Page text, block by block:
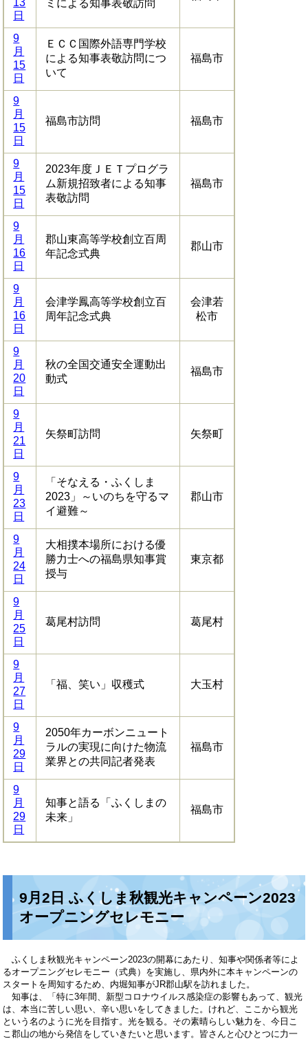
13
日
ミによる知事表敬訪問
9
月
15
日
ＥＣＣ国際外語専門学校
による知事表敬訪問につ
いて
福島市
9
月
15
日
福島市訪問 福島市
9
月
15
日
2023年度ＪＥＴプログラ
ム新規招致者による知事
表敬訪問
福島市
9
月
16
日
郡山東高等学校創立百周
年記念式典
郡山市
9
月
16
日
会津学鳳高等学校創立百
周年記念式典
会津若
松市
9
月
20
日
秋の全国交通安全運動出
動式
福島市
9
月
21
日
矢祭町訪問 矢祭町
9
月
23
日
「そなえる・ふくしま
2023」～いのちを守るマ
イ避難～
郡山市
9
月
24
日
大相撲本場所における優
勝力士への福島県知事賞
授与
東京都
9
月
25
日
葛尾村訪問 葛尾村
9
月
27
日
「福、笑い」収穫式 大玉村
9
月
29
日
2050年カーボンニュート
ラルの実現に向けた物流
業界との共同記者発表
福島市
9
月
29
日
知事と語る「ふくしまの
未来」
福島市
9月2日 ふくしま秋観光キャンペーン2023
オープニングセレモニー
ふくしま秋観光キャンペーン2023の開幕にあたり、知事や関係者等によ
るオープニングセレモニー（式典）を実施し、県内外に本キャンペーンの
スタートを周知するため、内堀知事がJR郡山駅を訪れました。
知事は、「特に3年間、新型コロナウイルス感染症の影響もあって、観光
は、本当に苦しい思い、辛い思いをしてきました。けれど、ここから観光
という名のように光を目指す。光を観る。その素晴らしい魅力を、今日こ
こ郡山の地から発信をしていきたいと思います。皆さんと心ひとつに力一